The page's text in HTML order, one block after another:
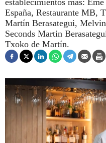
ÍDOLOS DE MESAS
CUADERNO DE VIAJE
TRADICIÓN
MENÚ DEL DÍA
A CUCHILLO
establecimientos más:
España, Restaurante MB,
Martín Berasategui,
Seconds Martin
Txoko de Martín.